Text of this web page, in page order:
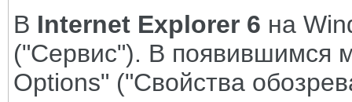
В Internet Explorer 6 на
("Сервис"). В появившимся
Options" ("Свойства